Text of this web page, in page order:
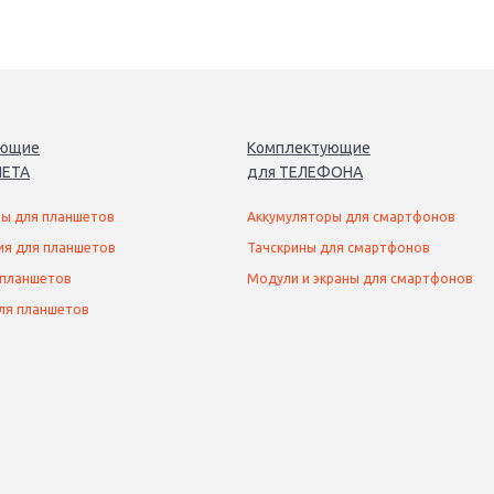
А
для планшетов
для планшетов
планшетов
Комплектующие
для ТЕЛЕФОНА
Аккумуляторы для смартфонов
Тачскрины для смартфонов
Модули и экраны для смартфонов